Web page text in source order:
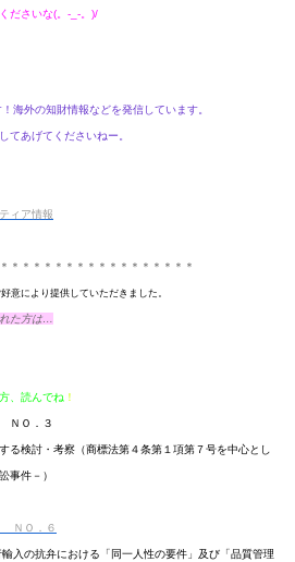
ださいな(。-_-。)/
海外の知財情報などを発信しています。
あげてくださいねー。
ィア情報
＊＊＊＊＊＊＊＊＊＊＊＊＊＊＊＊＊
意により提供していただきました。
た方は…
、読んでね ！
Ｏ．３
検討・考察（商標法第４条第１項第７号を中心とし
事件－）
ＮＯ．６
の抗弁における「同一人性の要件」及び「品質管理